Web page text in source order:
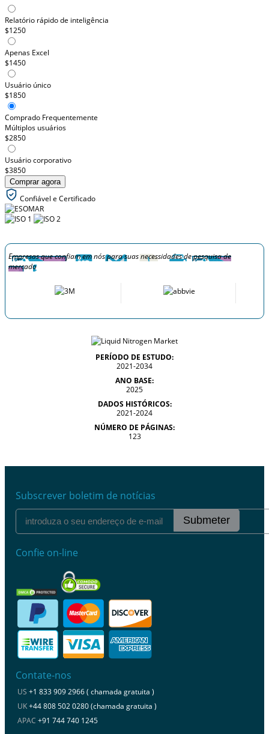
Relatório rápido de inteligência
$1250
Apenas Excel
$1450
Usuário único
$1850
Comprado Frequentemente
Múltiplos usuários
$2850
Usuário corporativo
$3850
Comprar agora
Confiável e Certificado
Empresas que confiam em nós para suas necessidades de pesquisa de
mercado
PERÍODO DE ESTUDO:
2021-2034
ANO BASE:
2025
DADOS HISTÓRICOS:
2021-2024
NÚMERO DE PÁGINAS:
123
Subscrever boletim de notícias
Submeter
Confie on-line
Contate-nos
US +1 833 909 2966 ( chamada gratuita )
UK+44 808 502 0280 (chamada gratuita )
APAC +91 744 740 1245